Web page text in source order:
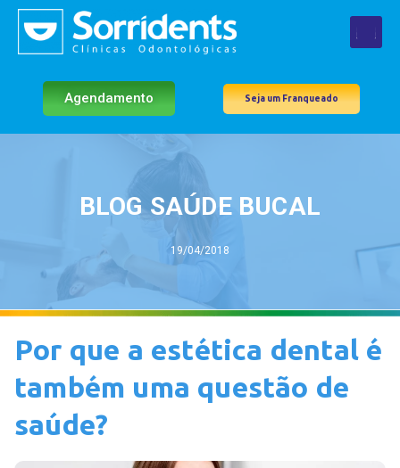
Agendamento Seja um Franqueado
BLOG SAÚDE BUCAL
19/04/2018
Por que a estética dental é
também uma questão de
saúde?